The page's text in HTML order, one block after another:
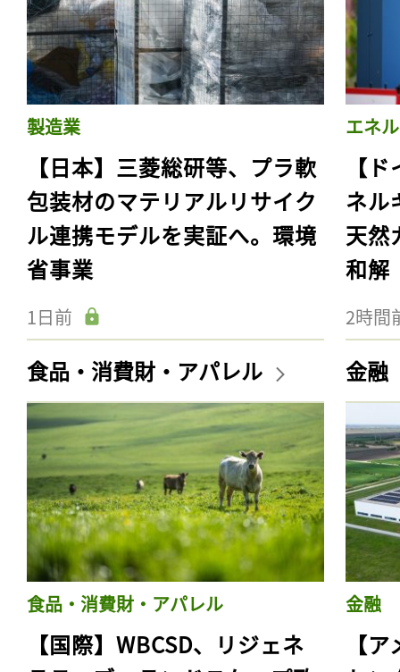
製造業
【日本】三菱総研等、プラ軟
包装材のマテリアルリサイク
ル連携モデルを実証へ。環境
省事業
1日前
エネ
【
ネル
天然
和解
2時間
食品・消費財・アパレル
食品・消費財・アパレル
【国際】WBCSD、リジェネ
金融
金融
【